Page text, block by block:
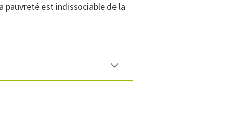
pauvreté est indissociable de la